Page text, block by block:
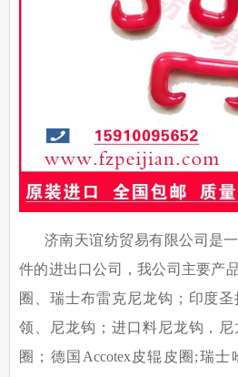
济南天谊纺贸易有限公司是
件的进出口公司，我公司主要产
圈、瑞士布雷克尼龙钩；印度
领、尼龙钩；进口料尼龙钩，
圈；德国 Accotex皮辊皮圈 ;瑞士